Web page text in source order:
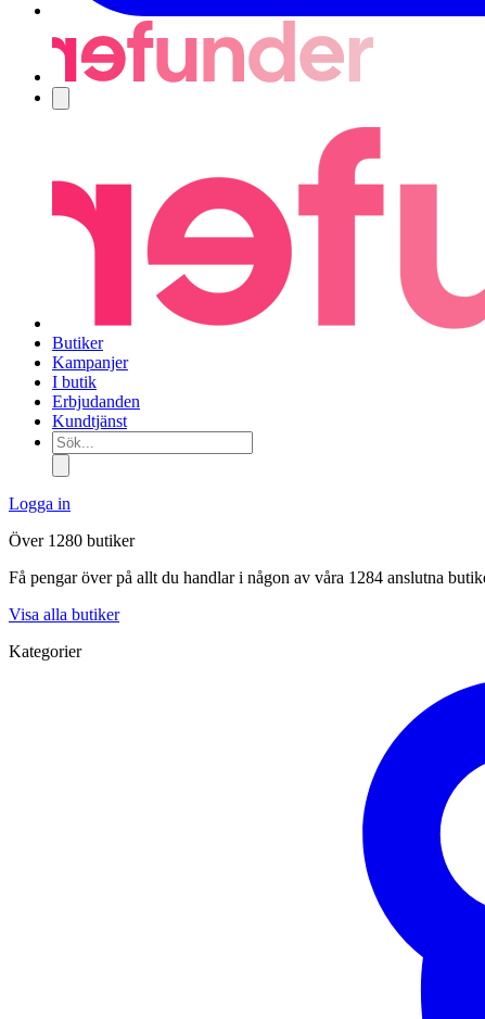
Butiker
Kampanjer
I butik
Erbjudanden
Kundtjänst
Sök...
Logga in
Över 1280 butiker
Få pengar över på allt du handlar i någon av våra 1284 anslutna
Visa alla butiker
Kategorier